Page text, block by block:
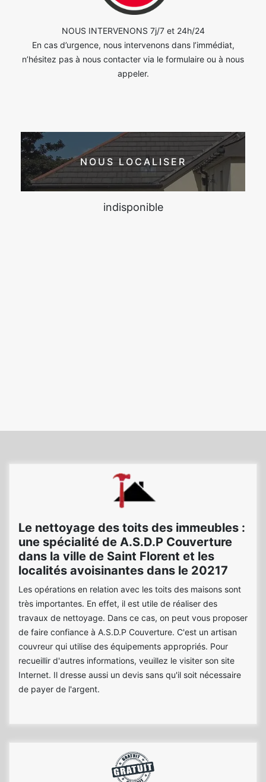
NOUS INTERVENONS 7j/7 et 24h/24
En cas d’urgence, nous intervenons dans l’immédiat,
n’hésitez pas à nous contacter via le formulaire ou à nous
appeler.
NOUS LOCALISER
indisponible
Le nettoyage des toits des immeubles :
une spécialité de A.S.D.P Couverture
dans la ville de Saint Florent et les
localités avoisinantes dans le 20217
Les opérations en relation avec les toits des maisons sont
très importantes. En effet, il est utile de réaliser des
travaux de nettoyage. Dans ce cas, on peut vous proposer
de faire confiance à A.S.D.P Couverture. C'est un artisan
couvreur qui utilise des équipements appropriés. Pour
recueillir d'autres informations, veuillez le visiter son site
Internet. Il dresse aussi un devis sans qu'il soit nécessaire
de payer de l'argent.